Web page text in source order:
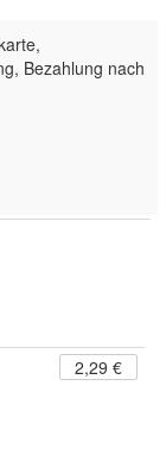
Bezahlung nach
2,29 €